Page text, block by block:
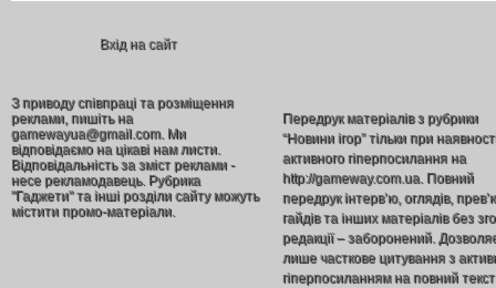
Вхід на сайт
З приводу співпраці та розміщення
реклами, пишіть на
gamewayua@gmail.com. Ми
відповідаємо на цікаві нам листи.
Відповідальність за зміст реклами -
несе рекламодавець. Рубрика
"Гаджети" та інші розділи сайту можуть
містити промо-матеріали.
Передрук матеріалів з рубрики
“Новини ігор” тільки при
активного гіперпосилання на
http://gameway.com.ua. Повний
передрук інтерв’ю, оглядів,
гайдів та інших матеріалів без
редакції – заборонений.
лише часткове цитування з
гіперпосиланням на повний текст